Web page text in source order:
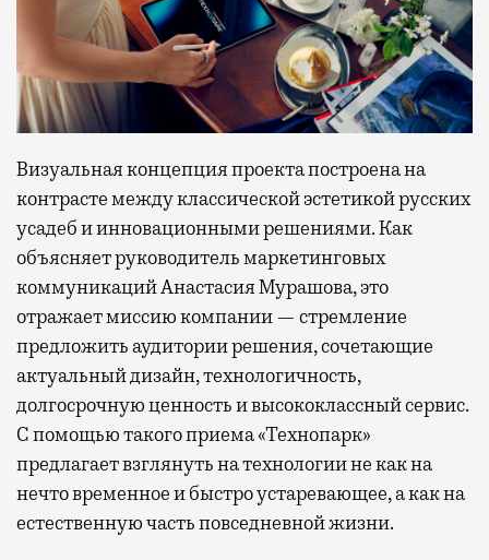
Визуальная концепция проекта построена на
контрасте между классической эстетикой русских
усадеб и инновационными решениями. Как
объясняет руководитель маркетинговых
коммуникаций Анастасия Мурашова, это
отражает миссию компании — стремление
предложить аудитории решения, сочетающие
актуальный дизайн, технологичность,
долгосрочную ценность и высококлассный сервис.
С помощью такого приема «Технопарк»
предлагает взглянуть на технологии не как на
нечто временное и быстро устаревающее, а как на
естественную часть повседневной жизни.